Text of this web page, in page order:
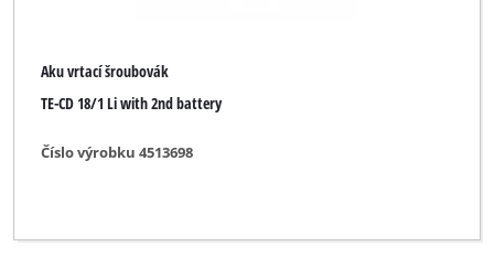
Aku vrtací šroubovák
TE-CD 18/1 Li with 2nd battery
Číslo výrobku 4513698